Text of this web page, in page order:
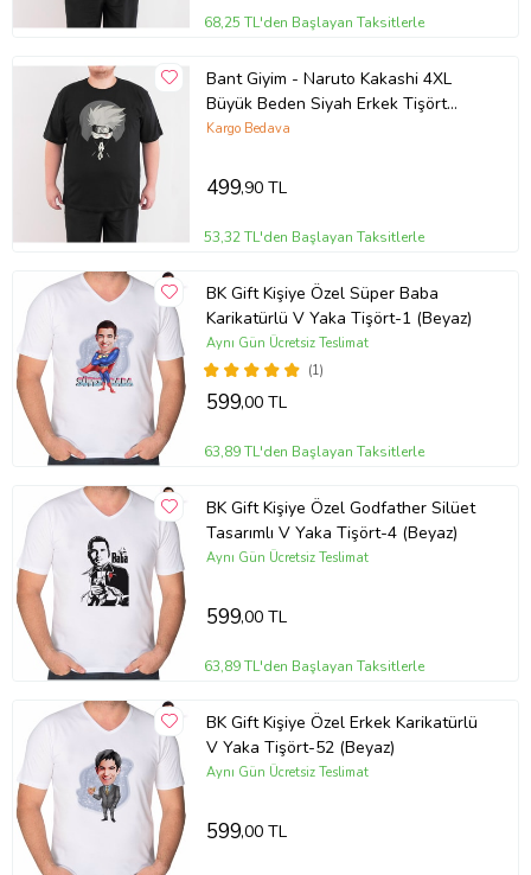
Alt kültür ile popüler kültürü özgün
defalarca izlediğimiz filmler, dinlemekten asla
bıkmayacağımız şarkılar, bir oturuşta tüm
sezonunu bitirdiğimiz diziler, animeler, spor
dalları, kitaplar gibi bizi biz yapan her şey
hakkında yaratıcı tasarımlar hazırlayan bir giyim
markasıdır.
Ürün Kodu:kcm31448454
68,25 TL'den Başlayan Taksitlerle
Bant Giyim - Naruto Kakashi 4XL
Büyük Beden Siyah Erkek Tişört
(Siyah - Beyaz)
Kargo Bedava
499,90 TL
53,32 TL'den Başlayan Taksitlerle
BK Gift Kişiye Özel Süper Baba
Karikatürlü V Yaka Tişört-1 (Beyaz)
(1)
Aynı Gün Ücretsiz Teslimat
599,00 TL
63,89 TL'den Başlayan Taksitlerle
BK Gift Kişiye Özel Godfather Silüet
Tasarımlı V Yaka Tişört-4 (Beyaz)
Aynı Gün Ücretsiz Teslimat
599,00 TL
63,89 TL'den Başlayan Taksitlerle
BK Gift Kişiye Özel Erkek Karikatürlü
V Yaka Tişört-52 (Beyaz)
Aynı Gün Ücretsiz Teslimat
599,00 TL